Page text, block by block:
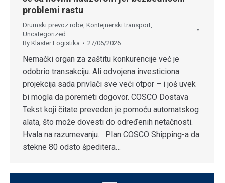
problemi rastu
Drumski prevoz robe, Kontejnerski transport,
Uncategorized
By Klaster Logistika 27/06/2026
Nemački organ za zaštitu konkurencije već je
odobrio transakciju. Ali odvojena investiciona
projekcija sada privlači sve veći otpor – i još uvek
bi mogla da poremeti dogovor. COSCO Dostava
Tekst koji čitate preveden je pomoću automatskog
alata, što može dovesti do određenih netačnosti.
Hvala na razumevanju. Plan COSCO Shipping-a da
stekne 80 odsto špeditera…